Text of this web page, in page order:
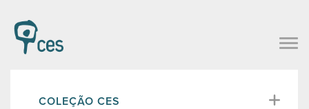
COLEÇÃO CES